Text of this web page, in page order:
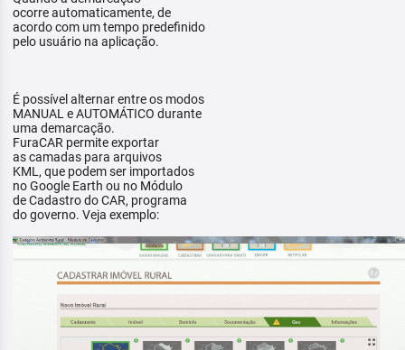
ocorre automaticamente, de
acordo com um tempo predefinido
pelo usuário na aplicação.
É possível alternar entre os modos
MANUAL e AUTOMÁTICO durante
uma demarcação.
FuraCAR permite exportar
as camadas para arquivos
KML, que podem ser importados
no Google Earth ou no Módulo
de Cadastro do CAR, programa
do governo. Veja exemplo: